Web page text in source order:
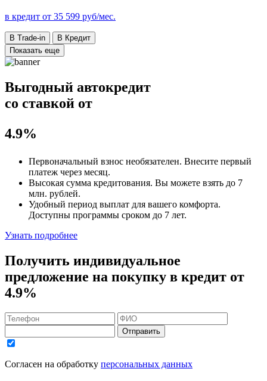
в кредит от 35 599 руб/мес.
В Trade-in
В Кредит
Показать еще
Выгодный автокредит
со ставкой от
4.9%
Первоначальный взнос необязателен. Внесите первый
платеж через месяц.
Высокая сумма кредитования. Вы можете взять до 7
млн. рублей.
Удобный период выплат для вашего комфорта.
Доступны программы сроком до 7 лет.
Узнать подробнее
Получить индивидуальное
предложение на покупку в кредит от
4.9%
Отправить
Согласен на обработку персональных данных